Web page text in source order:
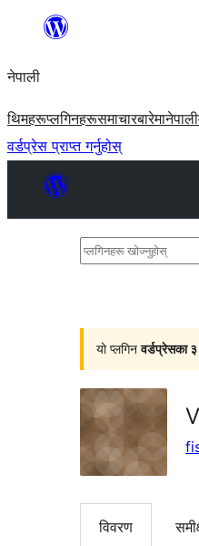
सामग्रीमा
नेपाली
थिमहरूप्लगिनहरूसमाचारबारेमा
वर्डप्रेस प्राप्त गर्नुहोस्
प्लगिनहरू
यो प्लगिनवर्डप्रेसका
विवरण